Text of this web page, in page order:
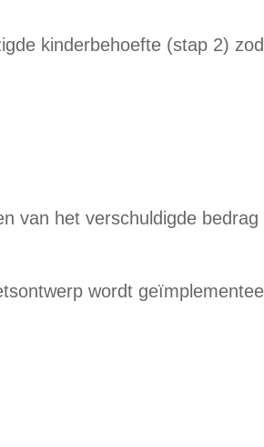
kinderbehoefte (stap 2)
van het verschuldigde bedrag
wordt